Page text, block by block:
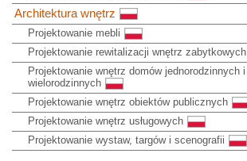
Architektura wnętrz
Projektowanie mebli
Projektowanie rewitalizacji wnętrz zabytkowych
Projektowanie wnętrz domów jednorodzinnych i
wielorodzinnych
Projektowanie wnętrz obiektów publicznych
Projektowanie wnętrz usługowych
Projektowanie wystaw, targów i scenografii